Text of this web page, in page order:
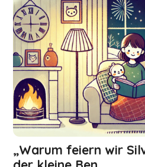
„Warum feiern wir